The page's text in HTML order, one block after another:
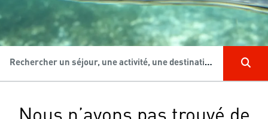
Rechercher un séjour, une activité, une destination...
Nous n’avons pas trouvé de